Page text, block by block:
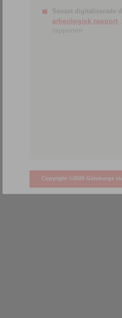
Senast digitaliserade
arkeologisk rapport
rapporten
Copyright ©2026 Göteborgs